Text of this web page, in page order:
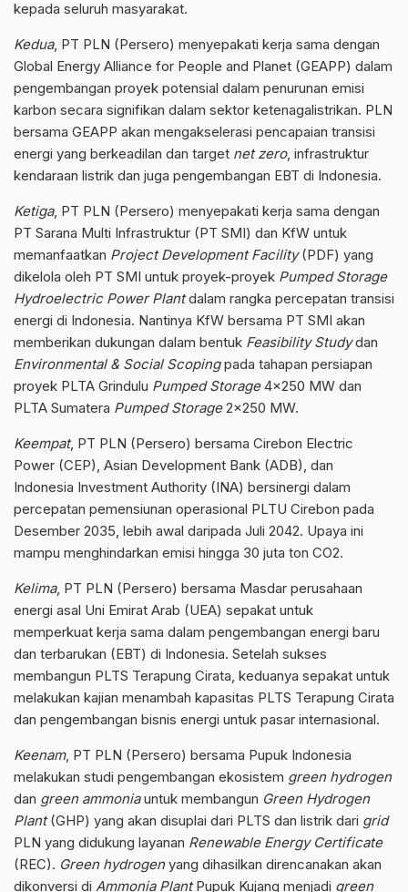
kepada seluruh masyarakat.
Kedua, PT PLN (Persero) menyepakati kerja sama dengan
Global Energy Alliance for People and Planet (GEAPP) dalam
pengembangan proyek potensial dalam penurunan emisi
karbon secara signifikan dalam sektor ketenagalistrikan. PLN
bersama GEAPP akan mengakselerasi pencapaian transisi
energi yang berkeadilan dan target net zero, infrastruktur
kendaraan listrik dan juga pengembangan EBT di Indonesia.
Ketiga, PT PLN (Persero) menyepakati kerja sama dengan
PT Sarana Multi Infrastruktur (PT SMI) dan KfW untuk
memanfaatkan Project Development Facility(PDF) yang
dikelola oleh PT SMI untuk proyek-proyek Pumped Storage
Hydroelectric Power Plantdalam rangka percepatan transisi
energi di Indonesia. Nantinya KfW bersama PT SMI akan
memberikan dukungan dalam bentuk Feasibility Studydan
Environmental & Social Scopingpada tahapan persiapan
proyek PLTA Grindulu Pumped Storage4×250 MW dan
PLTA Sumatera Pumped Storage2×250 MW.
Keempat, PT PLN (Persero) bersama Cirebon Electric
Power (CEP), Asian Development Bank (ADB), dan
Indonesia Investment Authority (INA) bersinergi dalam
percepatan pemensiunan operasional PLTU Cirebon pada
Desember 2035, lebih awal daripada Juli 2042. Upaya ini
mampu menghindarkan emisi hingga 30 juta ton CO2.
Kelima, PT PLN (Persero) bersama Masdar perusahaan
energi asal Uni Emirat Arab (UEA) sepakat untuk
memperkuat kerja sama dalam pengembangan energi baru
dan terbarukan (EBT) di Indonesia. Setelah sukses
membangun PLTS Terapung Cirata, keduanya sepakat untuk
melakukan kajian menambah kapasitas PLTS Terapung Cirata
dan pengembangan bisnis energi untuk pasar internasional.
Keenam, PT PLN (Persero) bersama Pupuk Indonesia
melakukan studi pengembangan ekosistem green hydrogen
dan green ammoniauntuk membangun Green Hydrogen
Plant(GHP) yang akan disuplai dari PLTS dan listrik dari grid
PLN yang didukung layanan Renewable Energy Certificate
(REC). Green hydrogenyang dihasilkan direncanakan akan
dikonversi di Ammonia PlantPupuk Kujang menjadi green